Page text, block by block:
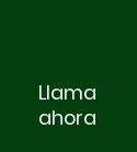
Llama
ahora